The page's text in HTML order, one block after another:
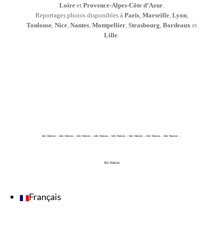
Loireet Provence-Alpes-Côte d’Azur.
Reportages photos disponibles à Paris, Marseille, Lyon,
Toulouse, Nice, Nantes, Montpellier, Strasbourg, Bordeauxet
Lille.
Idir Hakim – Idir Hakim – Idir Hakim – Idir Hakim – Idir Hakim – Idir Hakim – Idir Hakim – Idir Hakim –
Idir Hakim
Français